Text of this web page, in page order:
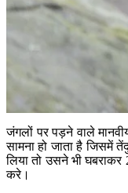
जंगलों पर पड़ने वाले
सामना हो जाता है
लिया तो उसने भी
करे।